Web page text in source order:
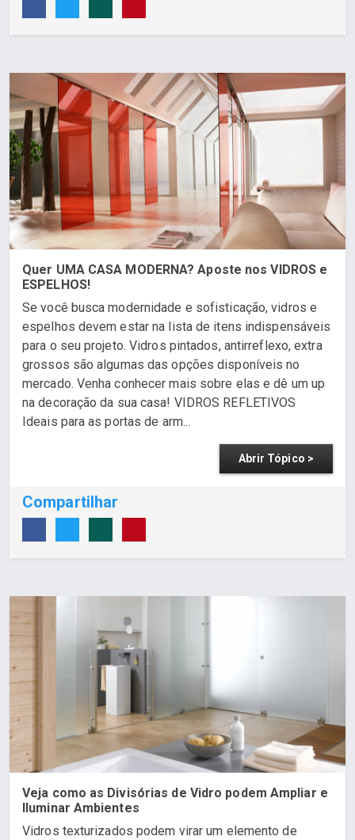
Quer UMA CASA MODERNA? Aposte nos VIDROS e
ESPELHOS!
Se você busca modernidade e sofisticação, vidros e
espelhos devem estar na lista de itens indispensáveis
para o seu projeto. Vidros pintados, antirreflexo, extra
grossos são algumas das opções disponíveis no
mercado. Venha conhecer mais sobre elas e dê um up
na decoração da sua casa! VIDROS REFLETIVOS
Ideais para as portas de arm...
Abrir Tópico >
Compartilhar
Veja como as Divisórias de Vidro podem Ampliar e
Iluminar Ambientes
Vidros texturizados podem virar um elemento de